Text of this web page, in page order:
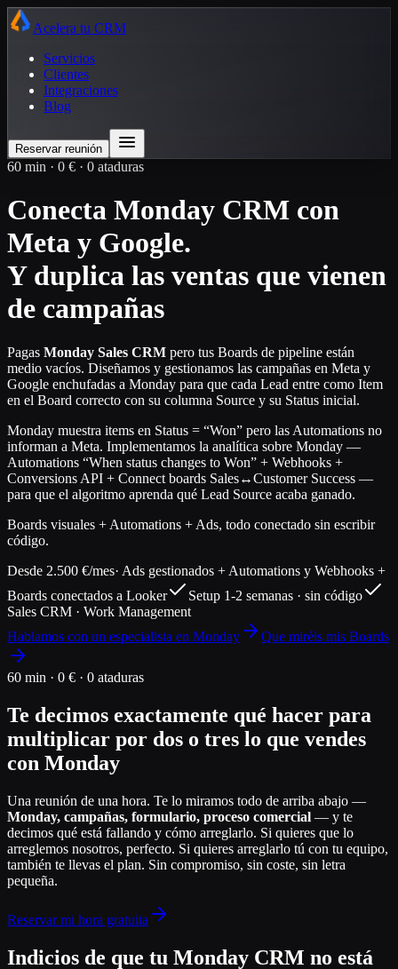
Acelera tu CRM
Servicios
Clientes
Integraciones
Blog
Reservar reunión
60 min · 0 € · 0 ataduras
Conecta Monday CRM con
Meta y Google.
Y duplica las ventas que vienen
de campañas
Pagas Monday Sales CRM pero tus Boards de pipeline están
medio vacíos. Diseñamos y gestionamos las campañas en Meta y
Google enchufadas a Monday para que cada Lead entre como Item
en el Board correcto con su columna Source y su Status inicial.
Monday muestra items en Status = “Won” pero las Automations no
informan a Meta. Implementamos la analítica sobre Monday —
Automations “When status changes to Won” + Webhooks +
Conversions API + Connect boards Sales↔Customer Success —
para que el algoritmo aprenda qué Lead Source acaba ganado.
Boards visuales + Automations + Ads, todo conectado sin escribir
código.
Desde 2.500 €/mes· Ads gestionados + Automations y Webhooks +
Boards conectados a Looker
Setup 1-2 semanas · sin código
Sales CRM · Work Management
Hablamos con un especialista en Monday
Que miréis mis Boards
60 min · 0 € · 0 ataduras
Te decimos exactamente qué hacer para
multiplicar por dos o tres lo que vendes
con Monday
Una reunión de una hora. Te lo miramos todo de arriba abajo —
Monday, campañas, formulario, proceso comercial — y te
decimos qué está fallando y cómo arreglarlo. Si quieres que lo
arreglemos nosotros, perfecto. Si quieres arreglarlo tú con tu equipo,
también te llevas el plan. Sin compromiso, sin coste, sin letra
pequeña.
Reservar mi hora gratuita
Indicios de que tu Monday CRM no está